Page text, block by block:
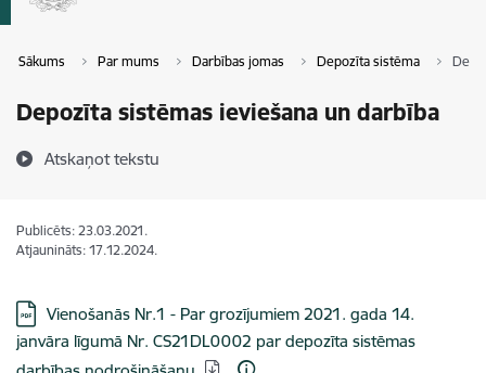
Sākums Par mums Darbības jomas Depozīta sistēma
Depozīta sistēmas ieviešana un darbība
Atskaņot tekstu
Publicēts: 23.03.2021.
Atjaunināts: 17.12.2024.
Lejupielādēt:
Vienošanās Nr.1 - Par grozījumiem 2021. gada 14.
janvāra līgumā Nr. CS21DL0002 par depozīta sistēmas